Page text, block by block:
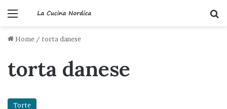
Menu
Home / torta danese
torta danese
Torte